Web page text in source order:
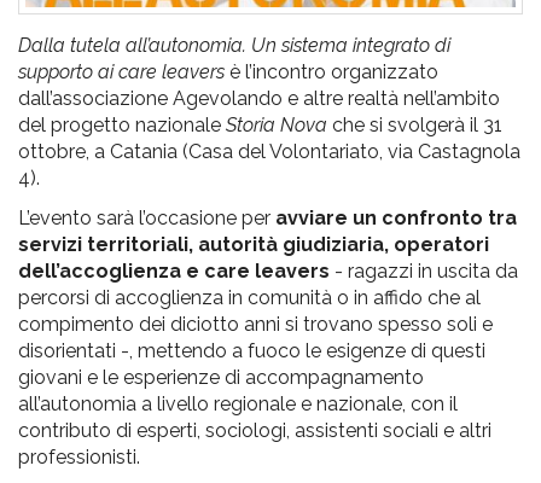
Dalla tutela all’autonomia. Un sistema integrato di
supporto ai care leavers è l’incontro organizzato
dall’associazione Agevolando e altre realtà nell’ambito
del progetto nazionale Storia Nova che si svolgerà il 31
ottobre, a Catania (Casa del Volontariato, via Castagnola
4).
L’evento sarà l’occasione per avviare un confronto tra
servizi territoriali, autorità giudiziaria, operatori
dell’accoglienza e care leavers - ragazzi in uscita da
percorsi di accoglienza in comunità o in affido che al
compimento dei diciotto anni si trovano spesso soli e
disorientati -, mettendo a fuoco le esigenze di questi
giovani e le esperienze di accompagnamento
all’autonomia a livello regionale e nazionale, con il
contributo di esperti, sociologi, assistenti sociali e altri
professionisti.